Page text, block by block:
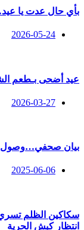
بأي حال عدت يا
2026-05-24
عيد أضحى بـطعم
2026-03-27
بيان صحفي…وصول
2025-06-06
سكاكين الظلم
انتظار كبش الحرية